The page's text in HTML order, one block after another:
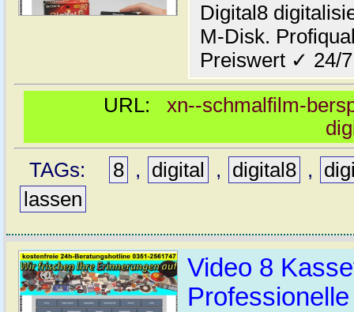
Digital8
M-Disk.
Preiswert ✓ 24/
URL: xn--schmalfilm-
TAGs:
8 , digital , digital8 ,
lassen
Video 8